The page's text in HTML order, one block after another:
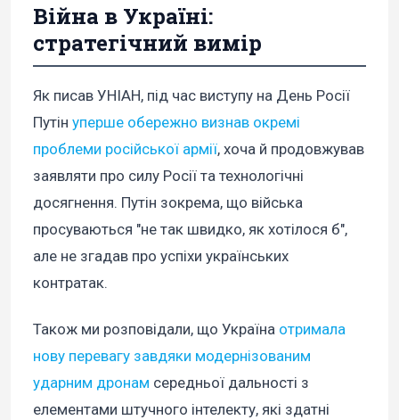
Війна в Україні:
стратегічний вимір
Як писав УНІАН, під час виступу на День Росії
Путін уперше обережно визнав окремі
проблеми російської армії, хоча й продовжував
заявляти про силу Росії та технологічні
досягнення. Путін зокрема, що війська
просуваються "не так швидко, як хотілося б",
але не згадав про успіхи українських
контратак.
Також ми розповідали, що Україна отримала
нову перевагу завдяки модернізованим
ударним дронам середньої дальності з
елементами штучного інтелекту, які здатні